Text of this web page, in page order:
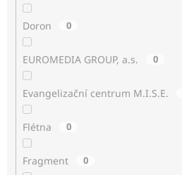
Doron 0
EUROMEDIA GROUP, a.s. 0
Evangelizační centrum M.I.S.E.
Flétna 0
Fragment 0